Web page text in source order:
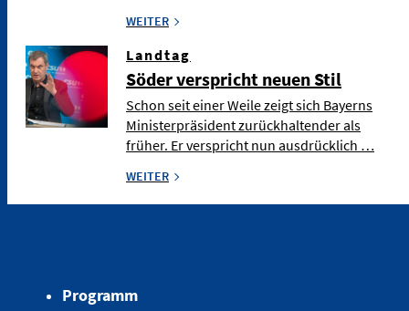
WEITER
Landtag
Söder verspricht neuen Stil
Schon seit einer Weile zeigt sich Bayerns
Ministerpräsident zurückhaltender als
früher. Er verspricht nun ausdrücklich …
WEITER
Programm